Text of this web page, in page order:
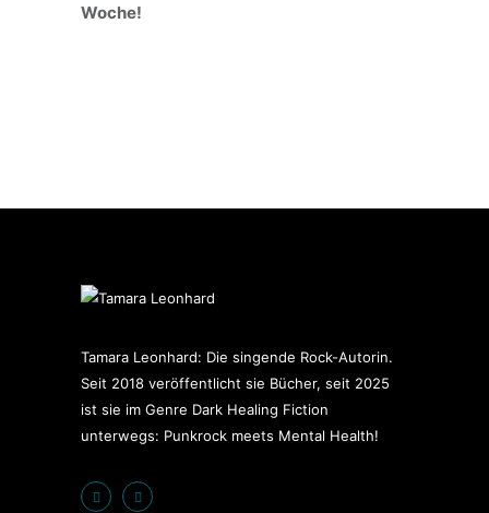
Woche!
Tamara Leonhard: Die singende Rock-Autorin.
Seit 2018 veröffentlicht sie Bücher, seit 2025
ist sie im Genre Dark Healing Fiction
unterwegs: Punkrock meets Mental Health!